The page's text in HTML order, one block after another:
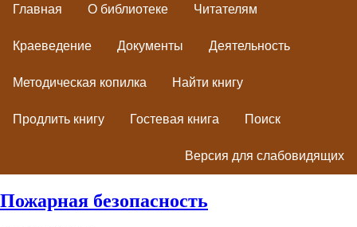
Главная
О библиотеке Читателям
Краеведение Документы Деятельность
Методическая копилка Найти книгу
Продлить книгу Гостевая книга Поиск
Версия для слабовидящих
Пожарная безопасность